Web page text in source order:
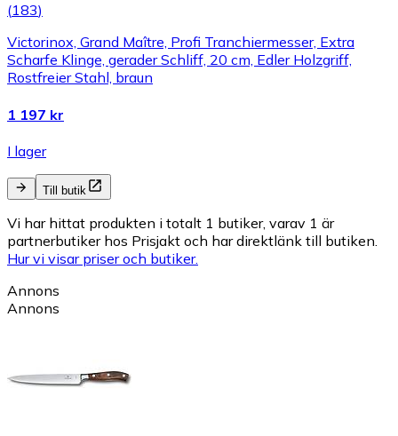
(183)
Victorinox, Grand Maître, Profi Tranchiermesser, Extra
Scharfe Klinge, gerader Schliff, 20 cm, Edler Holzgriff,
Rostfreier Stahl, braun
1 197 kr
I lager
Till butik
Vi har hittat produkten i totalt 1 butiker, varav 1 är
partnerbutiker hos Prisjakt och har direktlänk till butiken.
Hur vi visar priser och butiker.
Annons
Annons